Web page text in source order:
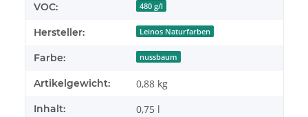
VOC: 480 g/l
Hersteller: Leinos Naturfarben
Farbe: nussbaum
Artikelgewicht: 0,88 kg
Inhalt: 0,75 l